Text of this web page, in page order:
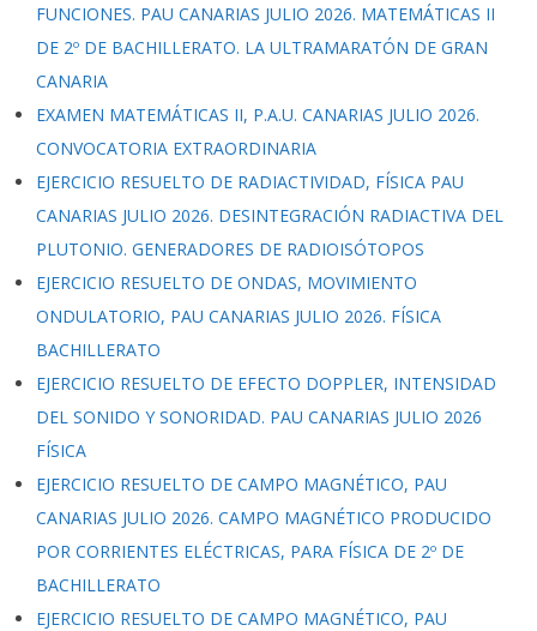
FUNCIONES. PAU CANARIAS JULIO 2026. MATEMÁTICAS II
DE 2º DE BACHILLERATO. LA ULTRAMARATÓN DE GRAN
CANARIA
EXAMEN MATEMÁTICAS II, P.A.U. CANARIAS JULIO 2026.
CONVOCATORIA EXTRAORDINARIA
EJERCICIO RESUELTO DE RADIACTIVIDAD, FÍSICA PAU
CANARIAS JULIO 2026. DESINTEGRACIÓN RADIACTIVA DEL
PLUTONIO. GENERADORES DE RADIOISÓTOPOS
EJERCICIO RESUELTO DE ONDAS, MOVIMIENTO
ONDULATORIO, PAU CANARIAS JULIO 2026. FÍSICA
BACHILLERATO
EJERCICIO RESUELTO DE EFECTO DOPPLER, INTENSIDAD
DEL SONIDO Y SONORIDAD. PAU CANARIAS JULIO 2026
FÍSICA
EJERCICIO RESUELTO DE CAMPO MAGNÉTICO, PAU
CANARIAS JULIO 2026. CAMPO MAGNÉTICO PRODUCIDO
POR CORRIENTES ELÉCTRICAS, PARA FÍSICA DE 2º DE
BACHILLERATO
EJERCICIO RESUELTO DE CAMPO MAGNÉTICO, PAU